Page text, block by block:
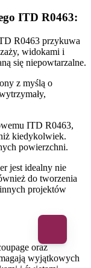
ITD R0463:
R0463 przykuwa
widokami i
się niepowtarzalne.
z myślą o
ITD R0463,
kiedykolwiek.
powierzchni.
jest idealny nie
do tworzenia
projektów
oraz
wyjątkowych